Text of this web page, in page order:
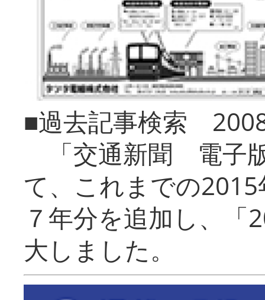
■過去記事検索
「交通新聞 電子
て、これまでの
７年分を追加し、「
大しまし